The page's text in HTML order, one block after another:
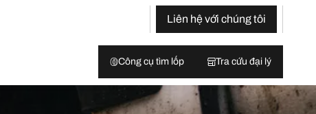
Liên hệ với chúng tôi
Công cụ tìm lốp Tra cứu đại lý